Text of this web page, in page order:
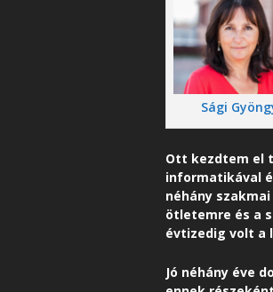
Sági
Ott kezdtem el
informatikával
néhány
ötletemre és a
évtizedig volt a
Jó néhány éve